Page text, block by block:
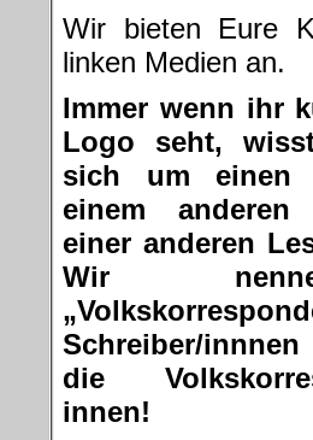
Wir bieten Eure
linken Medien an.
Immer wenn ihr
Logo seht,
sich um einen
einem
einer anderen
Wir
Schreiber/
die
innen!